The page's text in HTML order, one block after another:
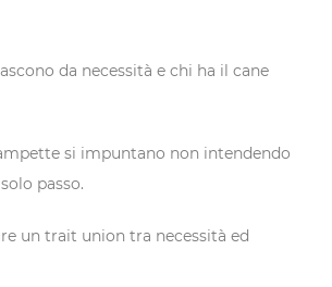
da necessità e chi ha il cane
si impuntano non intendendo
passo.
un trait union tra necessità ed